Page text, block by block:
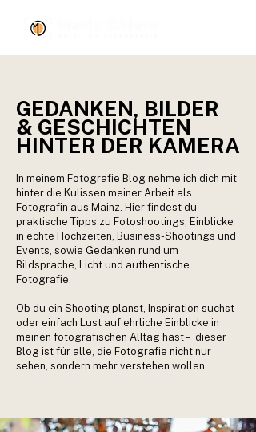
GEDANKEN, BILDER
& GESCHICHTEN
HINTER DER KAMERA
In meinem Fotografie Blog nehme ich dich mit
hinter die Kulissen meiner Arbeit als
Fotografin aus Mainz. Hier findest du
praktische Tipps zu Fotoshootings, Einblicke
in echte Hochzeiten, Business-Shootings und
Events, sowie Gedanken rund um
Bildsprache, Licht und authentische
Fotografie.
Ob du ein Shooting planst, Inspiration suchst
oder einfach Lust auf ehrliche Einblicke in
meinen fotografischen Alltag hast – dieser
Blog ist für alle, die Fotografie nicht nur
sehen, sondern mehr verstehen wollen.